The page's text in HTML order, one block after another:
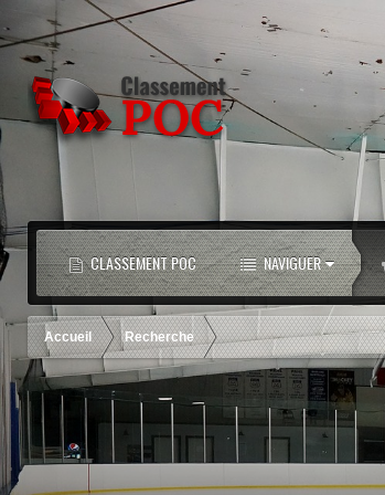
CLASSEMENT POC NAVIGUER
Accueil Recherche